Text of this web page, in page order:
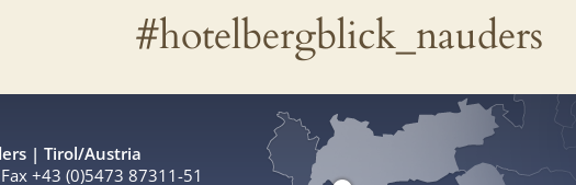
#hotelbergblick_nauders
| Tirol/Austria
+43 (0)5473 87311-51